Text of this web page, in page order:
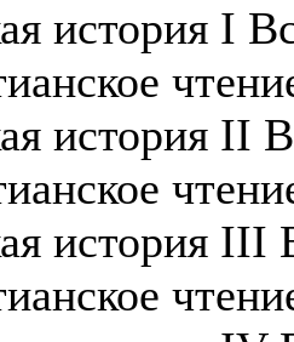
история I
история II
история III